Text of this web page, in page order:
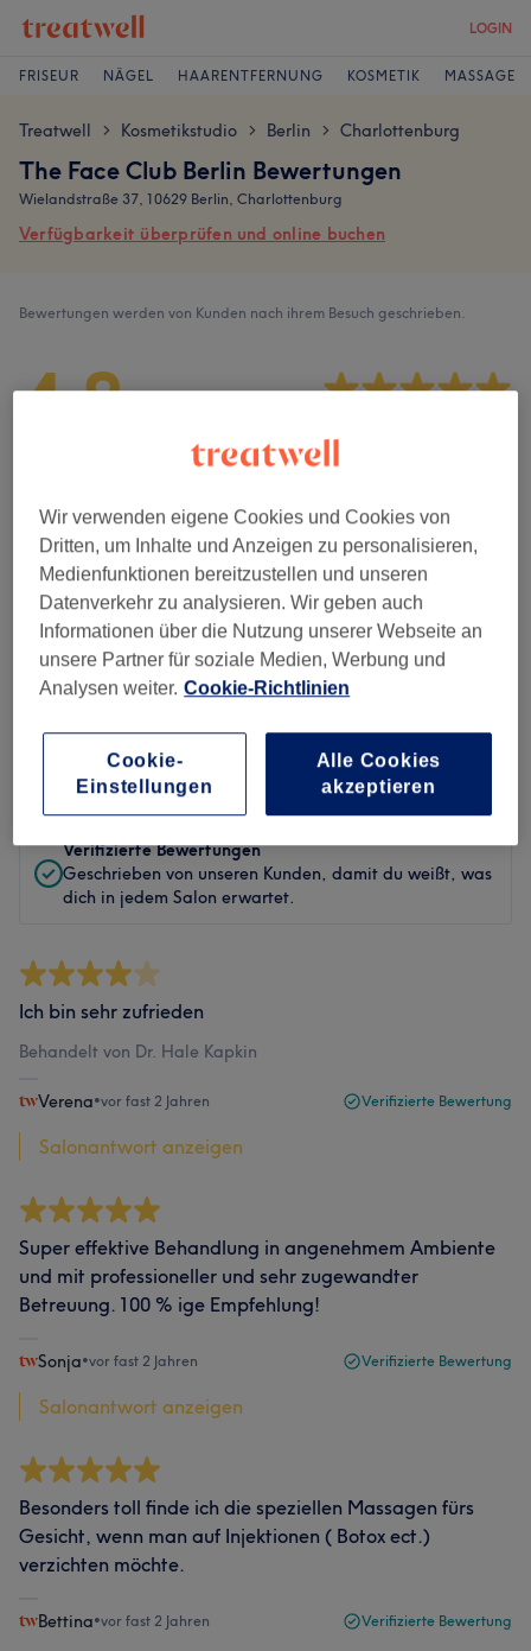
LOGIN
FRISEUR NÄGEL HAARENTFERNUNG KOSMETIK MASSAGE
Treatwell > Kosmetikstudio > Berlin > Charlottenburg
The Face Club Berlin Bewertungen
Wielandstraße 37, 10629 Berlin, Charlottenburg
Verfügbarkeit überprüfen und online buchen
Bewertungen werden von Kunden nach ihrem Besuch geschrieben.
4,8
Sauberkeit
Service
Bewertungen filtern
Bewertung Nach Sternen filtern
Verifizierte Bewertungen
Geschrieben von unseren Kunden, damit du weißt, was
dich in jedem Salon erwartet.
Ich bin sehr zufrieden
Behandelt von Dr. Hale Kapkin
Verena•vor fast 2 Jahren Verifizierte Bewertung
Salonantwort anzeigen
Super effektive Behandlung in angenehmem Ambiente
und mit professioneller und sehr zugewandter
Betreuung. 100 % ige Empfehlung!
Sonja•vor fast 2 Jahren Verifizierte Bewertung
Salonantwort anzeigen
Besonders toll finde ich die speziellen Massagen fürs
Gesicht, wenn man auf Injektionen ( Botox ect.)
verzichten möchte.
Bettina•vor fast 2 Jahren Verifizierte Bewertung
Wir verwenden eigene Cookies und Cookies von
Dritten, um Inhalte und Anzeigen zu personalisieren,
Medienfunktionen bereitzustellen und unseren
Datenverkehr zu analysieren. Wir geben auch
Informationen über die Nutzung unserer Webseite an
unsere Partner für soziale Medien, Werbung und
Analysen weiter. Cookie-Richtlinien
Cookie-
Einstellungen
Alle Cookies
akzeptieren